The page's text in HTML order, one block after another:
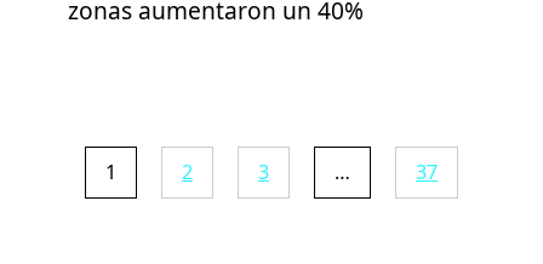
zonas aumentaron un 40%
1 2 3 … 37